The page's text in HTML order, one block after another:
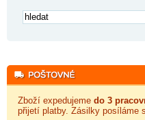
Zboží expedujeme do 3
přijetí platby. Zásilky posíláme